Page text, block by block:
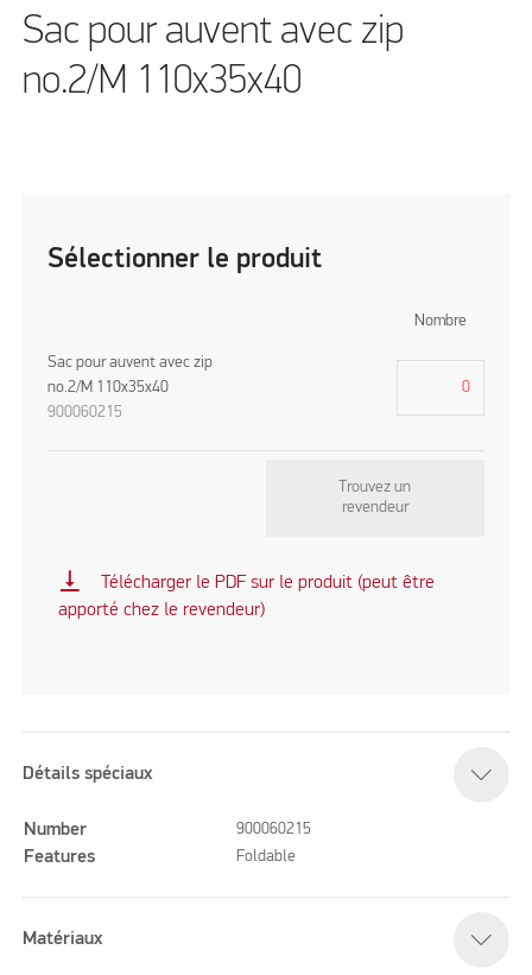
Sac pour auvent avec zip
no.2/M 110x35x40
Sélectionner le produit
Nombre
Sac pour auvent avec zip
no.2/M 110x35x40
900060215
Trouvez un
revendeur
vertical_align_bottom
Télécharger le PDF sur le produit (peut être
apporté chez le revendeur)
Détails spéciaux
Number 900060215
Features Foldable
Matériaux